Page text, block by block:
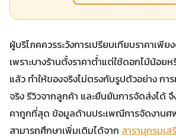
ผู้บริโภคควรระวังการเปรียบเทียบราคาเพีย
เพราะบางร้านตั้งราคาต่ำแต่ใช้ดอกไม้น้อย
แล้ว ทำให้ของจริงไม่ตรงกับรูปตัวอย่าง กา
จริง รีวิวจากลูกค้า และยืนยันการจัดส่งได้
คาถูกที่สุด ข้อมูลด้านประเพณีการจัดงานศ
สามารถศึกษาเพิ่มเติมได้จาก สารานุกรมเ